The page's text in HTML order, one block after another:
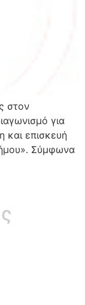
στον
για
και επισκευή
Σύμφωνα